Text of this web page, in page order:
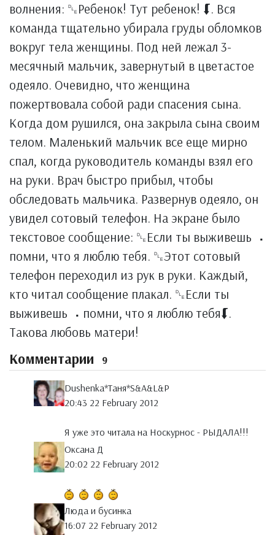
волнения: ␐Ребенок! Тут ребенок! ⮮. Вся
команда тщательно убирала груды обломков
вокруг тела женщины. Под ней лежал 3-
месячный мальчик, завернутый в цветастое
одеяло. Очевидно, что женщина
пожертвовала собой ради спасения сына.
Когда дом рушился, она закрыла сына своим
телом. Маленький мальчик все еще мирно
спал, когда руководитель команды взял его
на руки. Врач быстро прибыл, чтобы
обследовать мальчика. Развернув одеяло, он
увидел сотовый телефон. На экране было
текстовое сообщение: ␐Если ты выживешь ⠠
помни, что я люблю тебя. ␐Этот сотовый
телефон переходил из рук в руки. Каждый,
кто читал сообщение плакал. ␐Если ты
выживешь ⠠ помни, что я люблю тебя⮮.
Такова любовь матери!
Комментарии 9
Dushenka*Таня*S&A&L&P
20:43 22 February 2012
Я уже это читала на Носкурнос - РЫДАЛА!!!
Оксана Д
20:02 22 February 2012
Люда и бусинка
16:07 22 February 2012